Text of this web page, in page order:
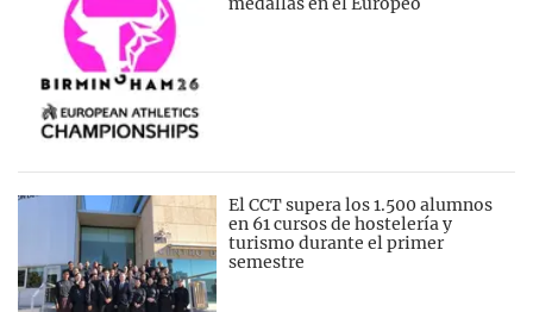
El CCT supera los 1.500 alumnos
en 61 cursos de hostelería y
turismo durante el primer
semestre